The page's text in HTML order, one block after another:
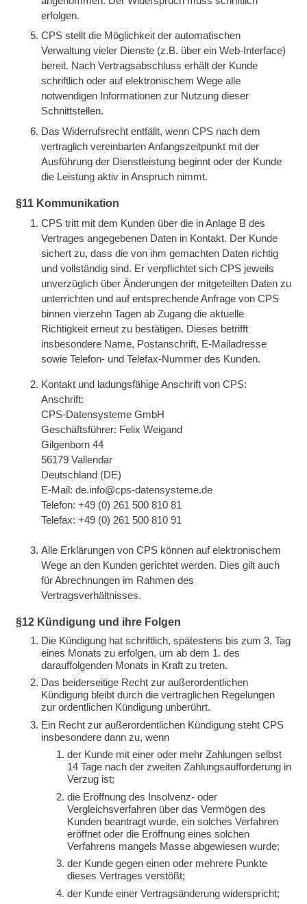
erfolgen.
CPS stellt die Möglichkeit der automatischen
Verwaltung vieler Dienste (z.B. über ein Web-Interface)
bereit. Nach Vertragsabschluss erhält der Kunde
schriftlich oder auf elektronischem Wege alle
notwendigen Informationen zur Nutzung dieser
Schnittstellen.
Das Widerrufsrecht entfällt, wenn CPS nach dem
vertraglich vereinbarten Anfangszeitpunkt mit der
Ausführung der Dienstleistung beginnt oder der Kunde
die Leistung aktiv in Anspruch nimmt.
§11 Kommunikation
CPS tritt mit dem Kunden über die in Anlage B des
Vertrages angegebenen Daten in Kontakt. Der Kunde
sichert zu, dass die von ihm gemachten Daten richtig
und vollständig sind. Er verpflichtet sich CPS jeweils
unverzüglich über Änderungen der mitgeteilten Daten zu
unterrichten und auf entsprechende Anfrage von CPS
binnen vierzehn Tagen ab Zugang die aktuelle
Richtigkeit erneut zu bestätigen. Dieses betrifft
insbesondere Name, Postanschrift, E-Mailadresse
sowie Telefon- und Telefax-Nummer des Kunden.
Kontakt und ladungsfähige Anschrift von CPS:
Anschrift:
CPS-Datensysteme GmbH
Geschäftsführer: Felix Weigand
Gilgenborn 44
56179 Vallendar
Deutschland (DE)
E-Mail: de.info@cps-datensysteme.de
Telefon: +49 (0) 261 500 810 81
Telefax: +49 (0) 261 500 810 91
Alle Erklärungen von CPS können auf elektronischem
Wege an den Kunden gerichtet werden. Dies gilt auch
für Abrechnungen im Rahmen des
Vertragsverhältnisses.
§12 Kündigung und ihre Folgen
Die Kündigung hat schriftlich, spätestens bis zum 3. Tag
eines Monats zu erfolgen, um ab dem 1. des
darauffolgenden Monats in Kraft zu treten.
Das beiderseitige Recht zur außerordentlichen
Kündigung bleibt durch die vertraglichen Regelungen
zur ordentlichen Kündigung unberührt.
Ein Recht zur außerordentlichen Kündigung steht CPS
insbesondere dann zu, wenn
der Kunde mit einer oder mehr Zahlungen selbst
14 Tage nach der zweiten Zahlungsaufforderung in
Verzug ist;
die Eröffnung des Insolvenz- oder
Vergleichsverfahren über das Vermögen des
Kunden beantragt wurde, ein solches Verfahren
eröffnet oder die Eröffnung eines solchen
Verfahrens mangels Masse abgewiesen wurde;
der Kunde gegen einen oder mehrere Punkte
dieses Vertrages verstößt;
der Kunde einer Vertragsänderung widerspricht;